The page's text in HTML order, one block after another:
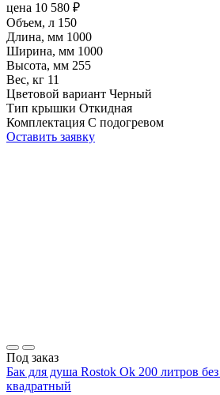
цена 10 580 ₽
Объем, л 150
Длина, мм 1000
Ширина, мм 1000
Высота, мм 255
Вес, кг 11
Цветовой вариант Черный
Тип крышки Откидная
Комплектация С подогревом
Оставить заявку
Под заказ
Бак для душа Rostok Ok 200 литров
квадратный